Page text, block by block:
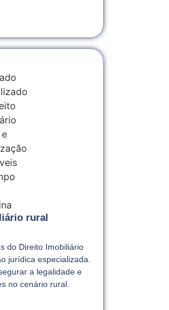
rural
do Direito Imobiliário
jurídica especializada.
a legalidade e
no cenário rural.